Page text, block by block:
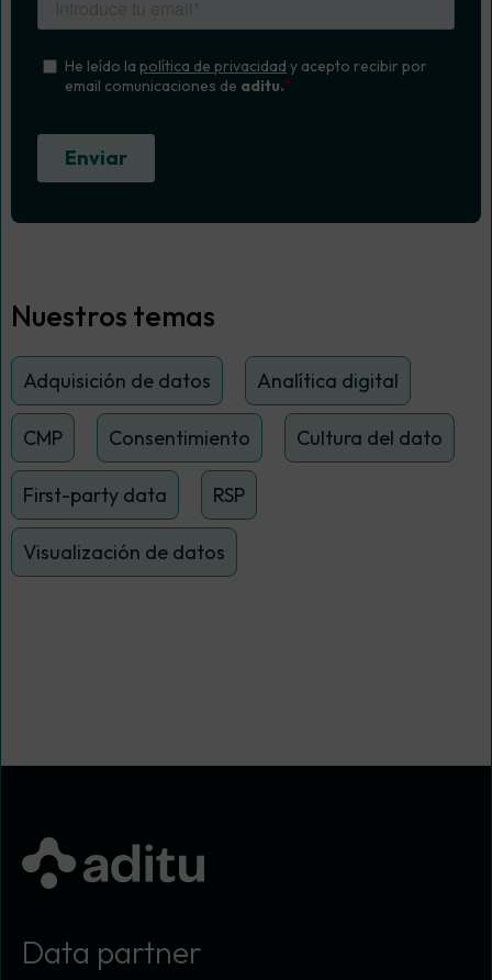
Nuestros temas
Adquisición de datos Analítica digital
CMP Consentimiento Cultura del dato
First-party data RSP
Visualización de datos
Data partner